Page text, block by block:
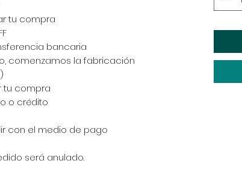
tu compra
bancaria
comenzamos la fabricación
tu compra
o crédito
con el medio de pago
será anulado.